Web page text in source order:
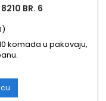
BR. 6
komada u pakovaju,